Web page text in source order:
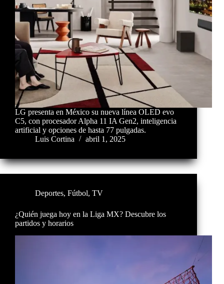
LG presenta en México su nueva línea OLED evo
C5, con procesador Alpha 11 IA Gen2, inteligencia
artificial y opciones de hasta 77 pulgadas.
Luis Cortina
abril 1, 2025
Deportes, Fútbol, TV
¿Quién juega hoy en la Liga MX? Descubre los
partidos y horarios